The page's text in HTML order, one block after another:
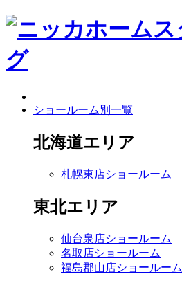
ショールーム別一覧
北海道エリア
札幌東店ショールーム
東北エリア
仙台泉店ショールーム
名取店ショールーム
福島郡山店ショールーム